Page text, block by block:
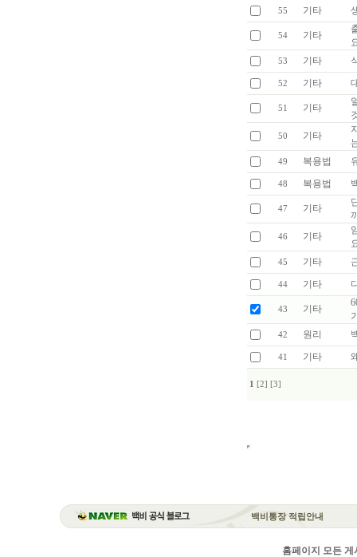
55 기타
54 기타
53 기타
52 기타
51 기타
50 기타
49 복용법
48 복용법
47 기타
46 기타
45 기타
44 기타
43 기타
42 원리
41 기타
1 [2] [3]
백비통장 적립안내
홈페이지 모든